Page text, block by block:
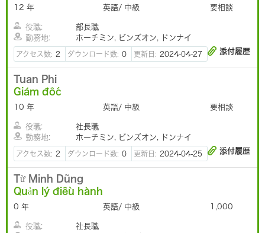
12 年 英語/ 中級 要相談
役職:
部長職
勤務地:
ホーチミン, ビンズオン, ドンナイ
アクセス数: 2 ダウンロード数: 0 更新日: 2024-04-27 添付履歴
Tuan Phi
Giám đốc
10 年 英語/ 中級 要相談
役職:
社長職
勤務地:
ホーチミン, ビンズオン, ドンナイ
アクセス数: 2 ダウンロード数: 0 更新日: 2024-04-25 添付履歴
Từ Minh Dũng
Quản lý điều hành
0 年 英語/ 中級 1,000
役職: 社長職